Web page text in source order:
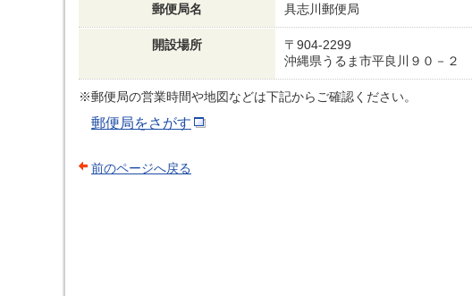
郵便局名 具志川郵便局
開設場所
〒904-2299
沖縄県うるま市平良川９０－２
※郵便局の営業時間や地図などは下記からご確認ください。
郵便局をさがす
前のページへ戻る